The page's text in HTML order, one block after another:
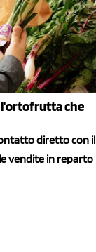
l'ortofrutta che
diretto con il
vendite in reparto